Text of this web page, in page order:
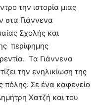
την ιστορία μιας
στα Γιάννενα
Σχολής και
περίφημης
Τα Γιάννενα
την ενηλικίωση της
πόλης. Σε ένα καφενείο
Χατζή και του